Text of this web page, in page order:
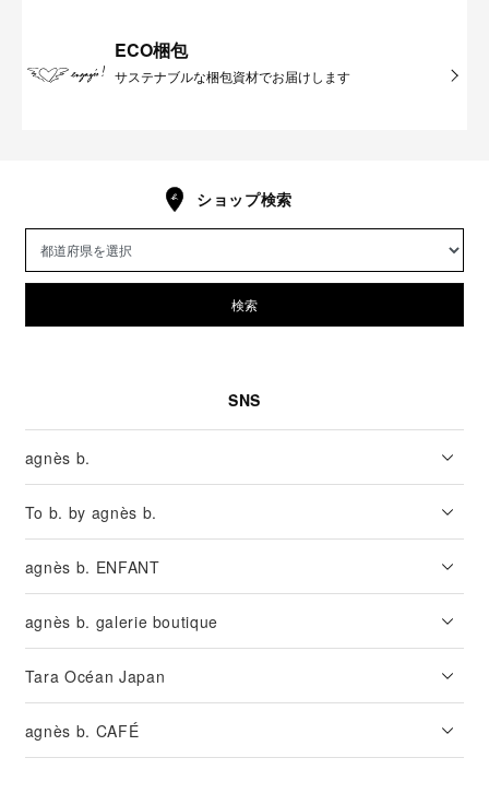
ECO梱包
サステナブルな梱包資材でお届けします
ショップ検索
検索
SNS
agnès b.
To b. by agnès b.
agnès b. ENFANT
agnès b. galerie boutique
Tara Océan Japan
agnès b. CAFÉ